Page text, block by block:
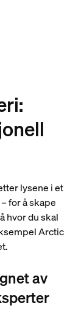
lysene i et
for å skape
hvor du skal
Arctic
av